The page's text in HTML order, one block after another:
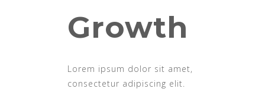
Growth
Lorem ipsum dolor sit amet,
consectetur adipiscing elit.